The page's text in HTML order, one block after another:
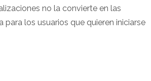
no la convierte en las
los usuarios que quieren iniciarse